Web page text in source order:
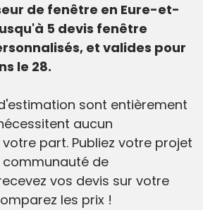
de fenêtre en Eure-et-
5 devis fenêtre
et valides pour
le 28.
sont entièrement
aucun
part. Publiez votre projet
de
vos devis sur votre
les prix !